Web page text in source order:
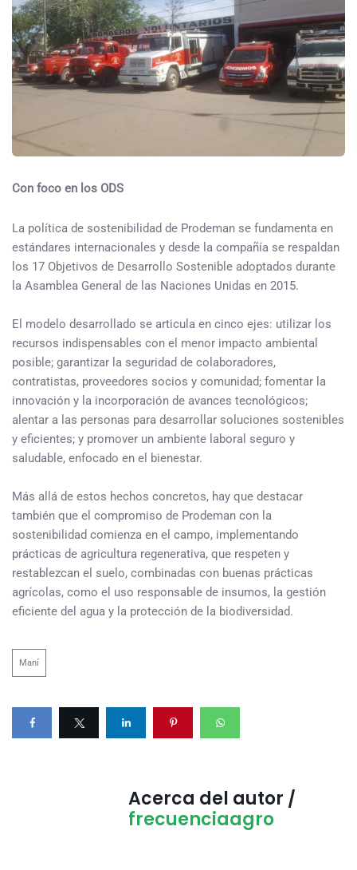
Con foco en los ODS
La política de sostenibilidad de Prodeman se fundamenta en
estándares internacionales y desde la compañía se respaldan
los 17 Objetivos de Desarrollo Sostenible adoptados durante
la Asamblea General de las Naciones Unidas en 2015.
El modelo desarrollado se articula en cinco ejes: utilizar los
recursos indispensables con el menor impacto ambiental
posible; garantizar la seguridad de colaboradores,
contratistas, proveedores socios y comunidad; fomentar la
innovación y la incorporación de avances tecnológicos;
alentar a las personas para desarrollar soluciones sostenibles
y eficientes; y promover un ambiente laboral seguro y
saludable, enfocado en el bienestar.
Más allá de estos hechos concretos, hay que destacar
también que el compromiso de Prodeman con la
sostenibilidad comienza en el campo, implementando
prácticas de agricultura regenerativa, que respeten y
restablezcan el suelo, combinadas con buenas prácticas
agrícolas, como el uso responsable de insumos, la gestión
eficiente del agua y la protección de la biodiversidad.
Maní
Acerca del autor /
frecuenciaagro